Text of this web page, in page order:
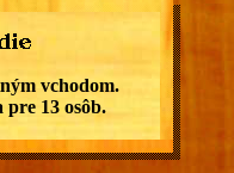
vchodom.
13 osôb.